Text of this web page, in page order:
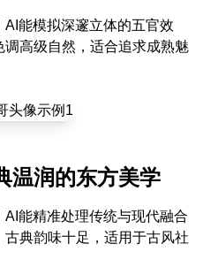
能模拟深邃立体的五官效
高级自然，适合追求成熟魅
温润的东方美学
能精准处理传统与现代融合
典韵味十足，适用于古风社